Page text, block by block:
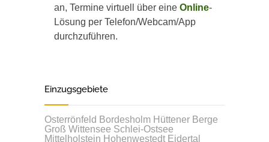
an, Termine virtuell über eine Online-
Lösung per Telefon/Webcam/App
durchzuführen.
Einzugsgebiete
Osterrönfeld Bordesholm Hüttener Berge
Groß Wittensee Schlei-Ostsee
Mittelholstein Hohenwestedt Eidertal